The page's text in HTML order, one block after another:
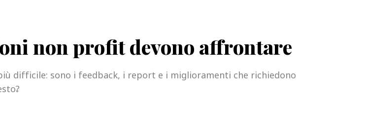
non profit devono affrontare
difficile: sono i feedback, i report e i miglioramenti che richiedono